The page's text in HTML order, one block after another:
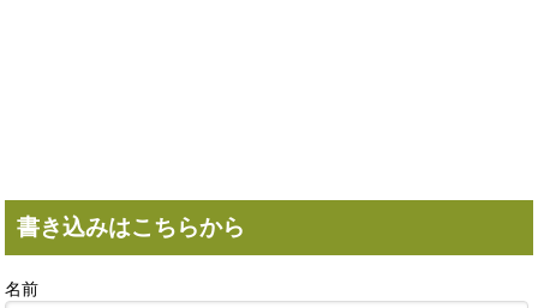
書き込みはこちらから
名前